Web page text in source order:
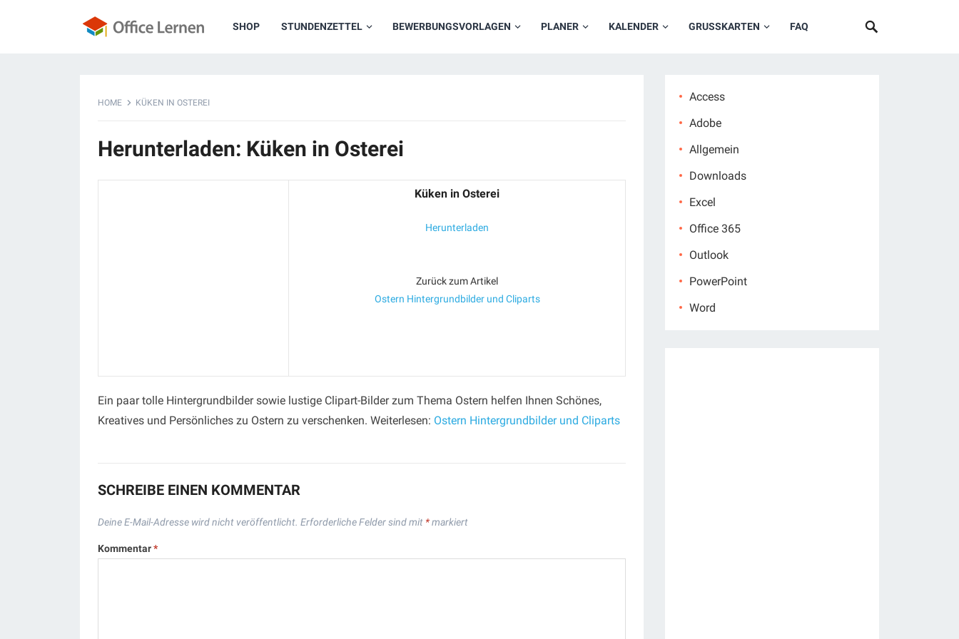
SHOP STUNDENZETTEL BEWERBUNGSVORLAGEN PLANER KALENDER GRUSSKARTEN FAQ
HOME KÜKEN IN OSTEREI
Herunterladen: Küken in Osterei
Küken in Osterei
Herunterladen
Zurück zum Artikel
Ostern Hintergrundbilder und Cliparts
Ein paar tolle Hintergrundbilder sowie lustige Clipart-Bilder zum Thema Ostern helfen Ihnen Schönes,
Kreatives und Persönliches zu Ostern zu verschenken. Weiterlesen: Ostern Hintergrundbilder und Cliparts
SCHREIBE EINEN KOMMENTAR
Deine E-Mail-Adresse wird nicht veröffentlicht. Erforderliche Felder sind mit *markiert
Kommentar*
Access
Adobe
Allgemein
Downloads
Excel
Office 365
Outlook
PowerPoint
Word